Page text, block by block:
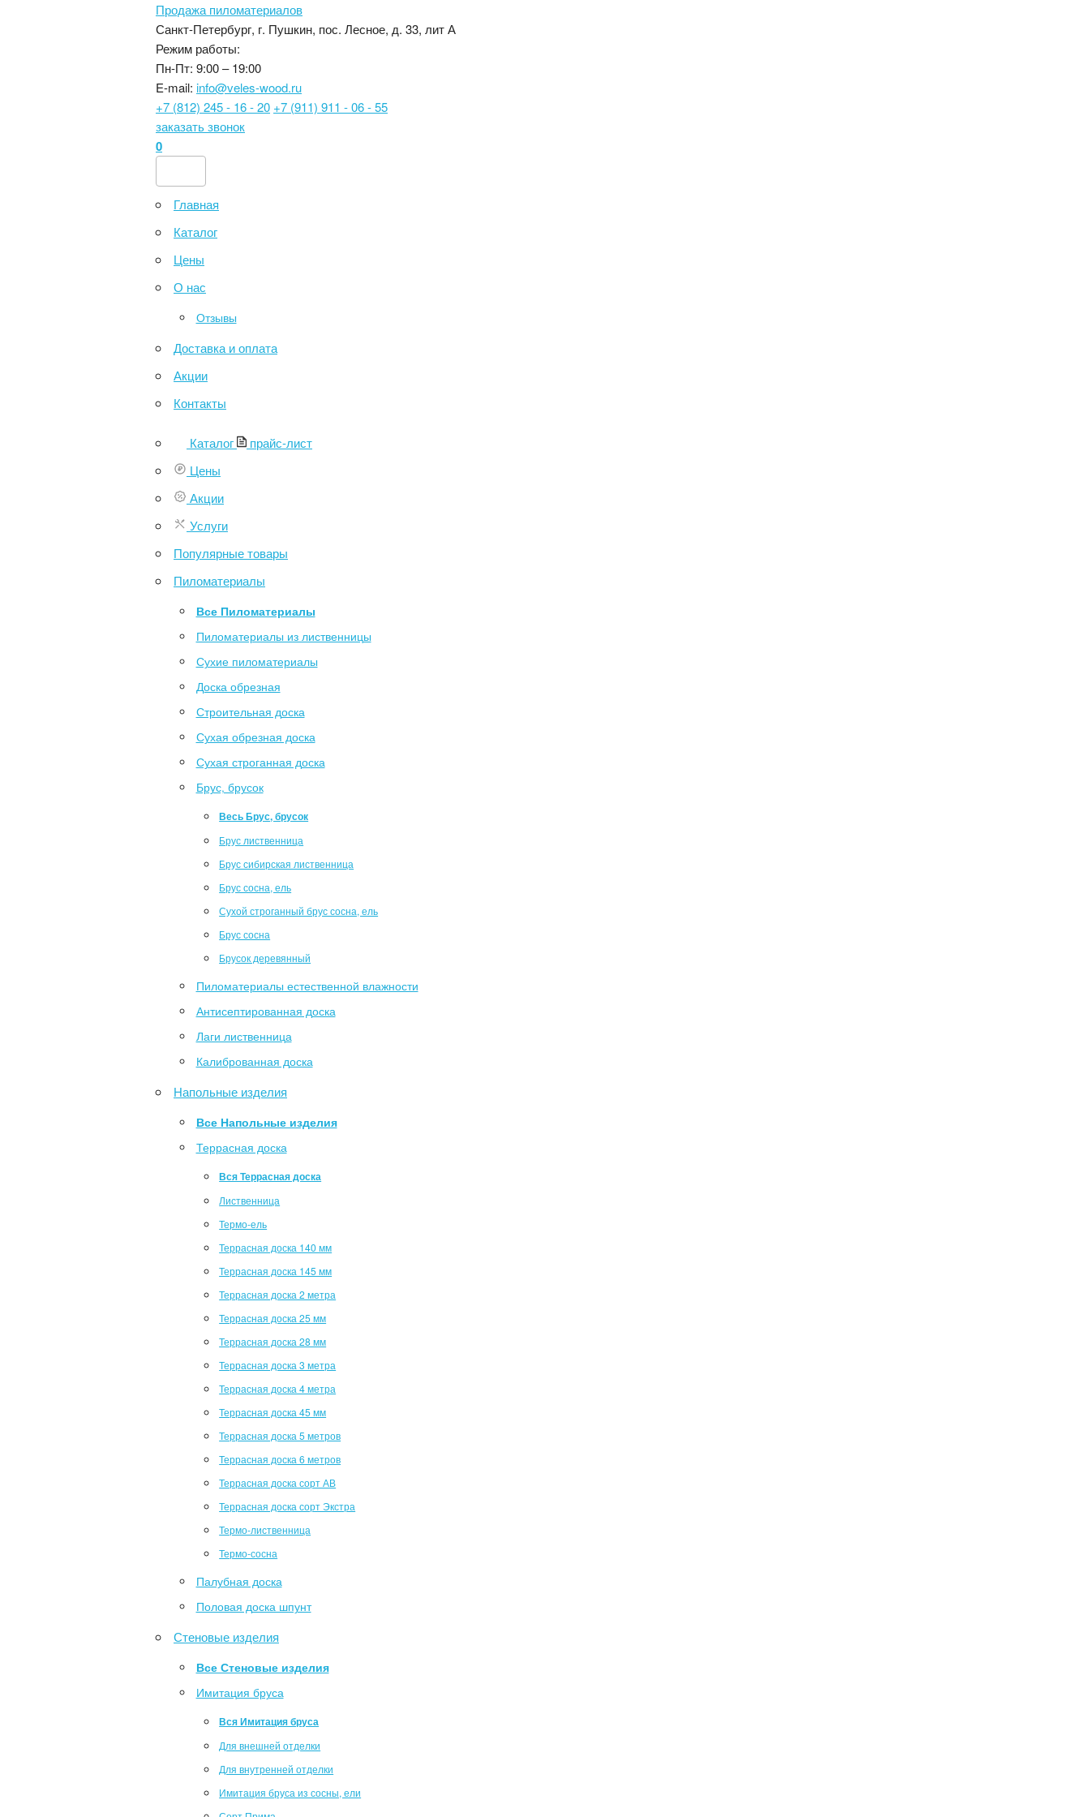
Продажа пиломатериалов
Санкт-Петербург, г. Пушкин, пос. Лесное, д. 33, лит А
Режим работы:
Пн-Пт: 9:00 – 19:00
E-mail: info@veles-wood.ru
+7 (812) 245 - 16 - 20 +7 (911) 911 - 06 - 55
заказать звонок
0
Главная
Каталог
Цены
О нас
Отзывы
Доставка и оплата
Акции
Контакты
Каталог
прайс-лист
Цены
Акции
Услуги
Популярные товары
Пиломатериалы
Все Пиломатериалы
Пиломатериалы из лиственницы
Сухие пиломатериалы
Доска обрезная
Строительная доска
Сухая обрезная доска
Сухая строганная доска
Брус, брусок
Весь Брус, брусок
Брус лиственница
Брус сибирская лиственница
Брус сосна, ель
Сухой строганный брус сосна, ель
Брус сосна
Брусок деревянный
Пиломатериалы естественной влажности
Антисептированная доска
Лаги лиственница
Калиброванная доска
Напольные изделия
Все Напольные изделия
Террасная доска
Вся Террасная доска
Лиственница
Термо-ель
Террасная доска 140 мм
Террасная доска 145 мм
Террасная доска 2 метра
Террасная доска 25 мм
Террасная доска 28 мм
Террасная доска 3 метра
Террасная доска 4 метра
Террасная доска 45 мм
Террасная доска 5 метров
Террасная доска 6 метров
Террасная доска сорт АВ
Террасная доска сорт Экстра
Термо-лиственница
Термо-сосна
Палубная доска
Половая доска шпунт
Стеновые изделия
Все Стеновые изделия
Имитация бруса
Вся Имитация бруса
Для внешней отделки
Для внутренней отделки
Имитация бруса из сосны, ели